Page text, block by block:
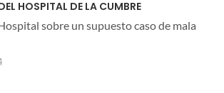
HOSPITAL DE LA CUMBRE
sobre un supuesto caso de mala